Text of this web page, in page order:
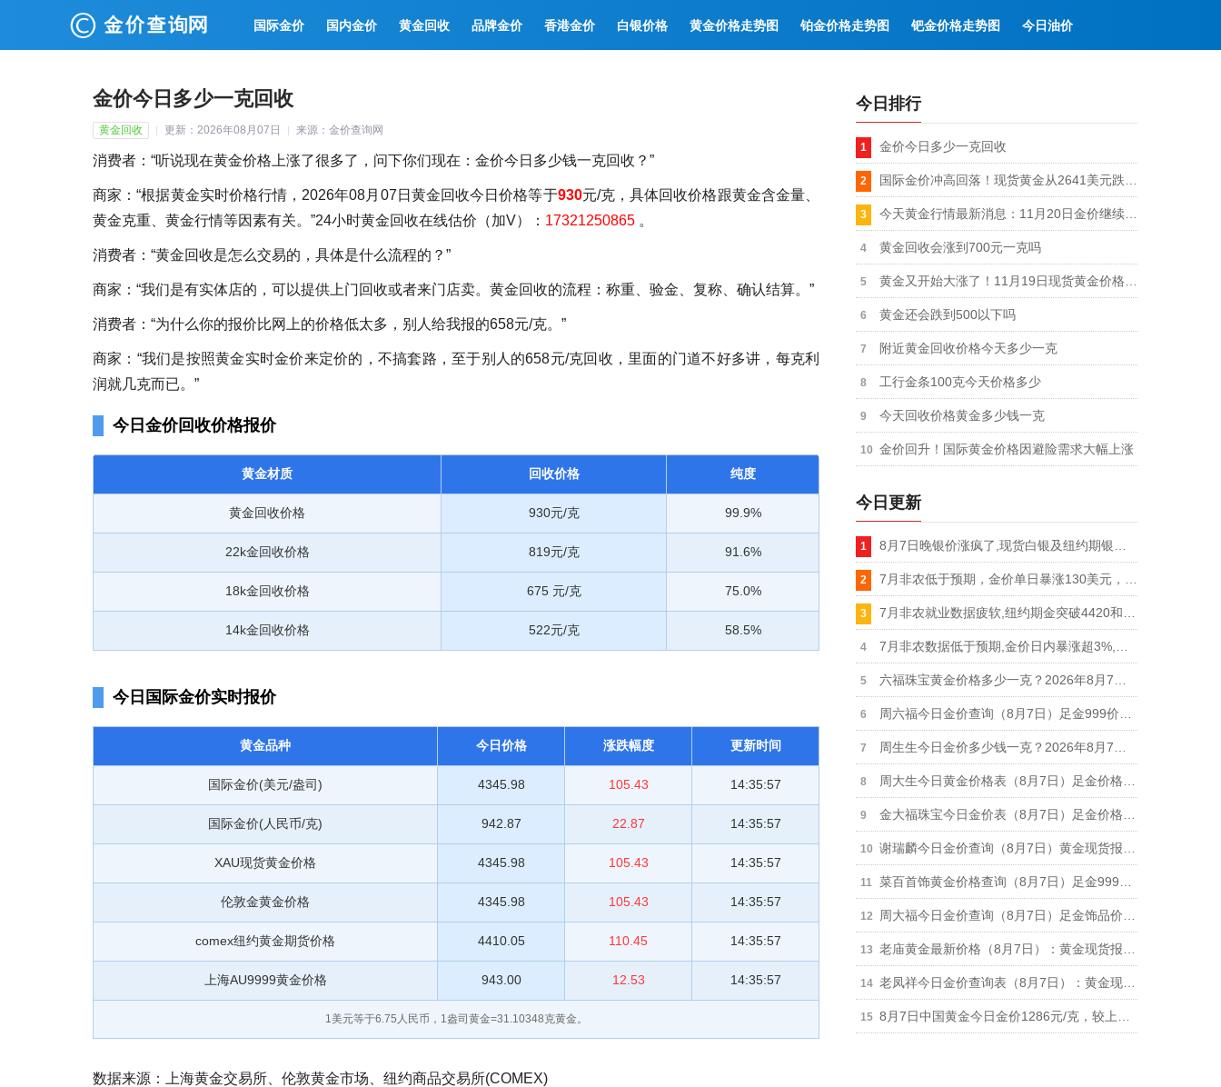
国际金价 国内金价 黄金回收 品牌金价 香港金价 白银价格 黄金价格走势图 铂金价格走势图 钯金价格走势图 今日油价
金价今日多少一克回收
黄金回收 更新：2026年08月07日 来源：金价查询网
消费者：“听说现在黄金价格上涨了很多了，问下你们现在：金价今日多少钱一克回收？”
商家：“根据黄金实时价格行情，2026年08月07日黄金回收今日价格等于930元/克，具体回收价格跟黄金含金量、
黄金克重、黄金行情等因素有关。”24小时黄金回收在线估价（加V）： 17321250865 。
消费者：“黄金回收是怎么交易的，具体是什么流程的？”
商家：“我们是有实体店的，可以提供上门回收或者来门店卖。黄金回收的流程：称重、验金、复称、确认结算。”
消费者：“为什么你的报价比网上的价格低太多，别人给我报的658元/克。”
商家：“我们是按照黄金实时金价来定价的，不搞套路，至于别人的658元/克回收，里面的门道不好多讲，每克利
润就几克而已。”
今日金价回收价格报价
黄金材质 回收价格 纯度
黄金回收价格 930元/克 99.9%
22k金回收价格 819元/克 91.6%
18k金回收价格 675 元/克 75.0%
14k金回收价格 522元/克 58.5%
今日国际金价实时报价
黄金品种 今日价格 涨跌幅度 更新时间
国际金价(美元/盎司) 4345.98 105.43 14:35:57
国际金价(人民币/克) 942.87 22.87 14:35:57
XAU现货黄金价格 4345.98 105.43 14:35:57
伦敦金黄金价格 4345.98 105.43 14:35:57
comex纽约黄金期货价格 4410.05 110.45 14:35:57
上海AU9999黄金价格 943.00 12.53 14:35:57
1美元等于6.75 人民币，1盎司黄金=31.10348克黄金。
数据来源：上海黄金交易所、伦敦黄金市场、纽约商品交易所(COMEX)
今日排行
金价今日多少一克回收
黄金回收会涨到700元一克吗
黄金还会跌到500以下吗
附近黄金回收价格今天多少一克
工行金条100克今天价格多少
今天回收价格黄金多少钱一克
金价回升！国际黄金价格因避险需求大幅上涨
今日更新